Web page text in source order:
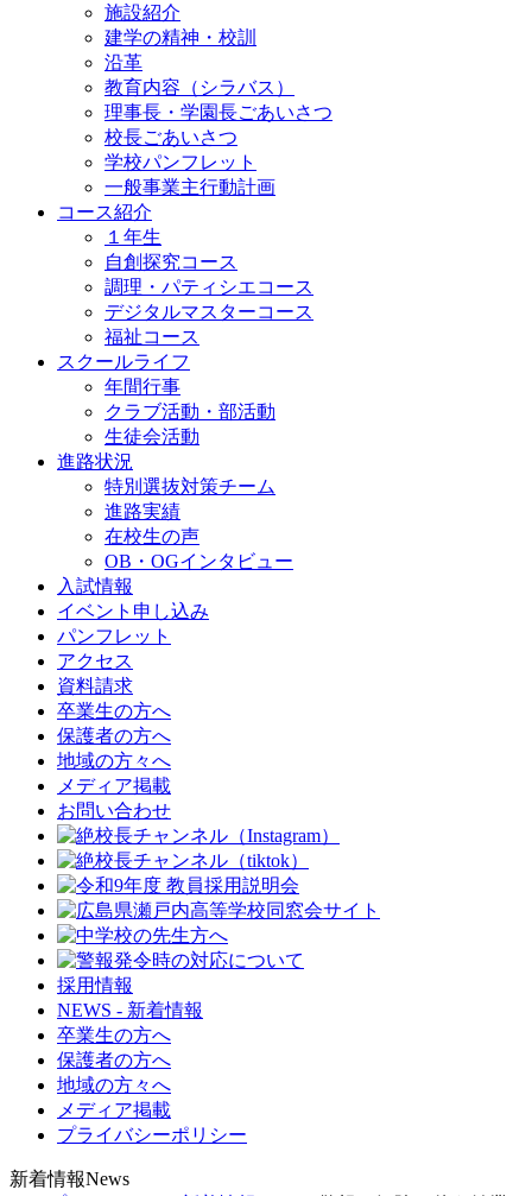
施設紹介
建学の精神・校訓
沿革
教育内容（シラバス）
理事長・学園長ごあいさつ
校長ごあいさつ
学校パンフレット
一般事業主行動計画
コース紹介
１年生
自創探究コース
調理・パティシエコース
デジタルマスターコース
福祉コース
スクールライフ
年間行事
クラブ活動・部活動
生徒会活動
進路状況
特別選抜対策チーム
進路実績
在校生の声
OB・OGインタビュー
入試情報
イベント申し込み
パンフレット
アクセス
資料請求
卒業生の方へ
保護者の方へ
地域の方々へ
メディア掲載
お問い合わせ
採用情報
NEWS - 新着情報
卒業生の方へ
保護者の方へ
地域の方々へ
メディア掲載
プライバシーポリシー
新着情報News